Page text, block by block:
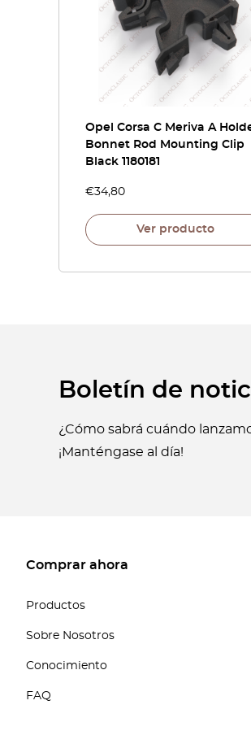
Opel Corsa C Meriva A
Bonnet Rod Mounting Clip
Black 1180181
€34,80
Ver producto
Boletín de
¿Cómo sabrá cuándo
¡Manténgase al día!
Comprar ahora
Productos
Sobre Nosotros
Conocimiento
FAQ